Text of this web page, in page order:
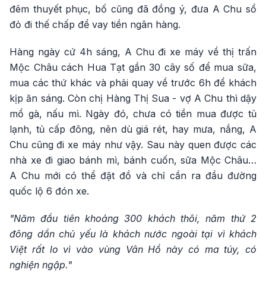
đêm thuyết phục, bố cũng đã đồng ý, đưa A Chu sổ
đỏ đi thế chấp để vay tiền ngân hàng.
Hàng ngày cứ 4h sáng, A Chu đi xe máy về thị trấn
Mộc Châu cách Hua Tạt gần 30 cây số để mua sữa,
mua các thứ khác và phải quay về trước 6h để khách
kịp ăn sáng. Còn chị Hàng Thị Sua - vợ A Chu thì dậy
mổ gà, nấu mì. Ngày đó, chưa có tiền mua được tủ
lạnh, tủ cấp đông, nên dù giá rét, hay mưa, nắng, A
Chu cũng đi xe máy như vậy. Sau này quen được các
nhà xe đi giao bánh mì, bánh cuốn, sữa Mộc Châu…
A Chu mới có thể đặt đồ và chỉ cần ra đầu đường
quốc lộ 6 đón xe.
"Năm đầu tiên khoảng 300 khách thôi, năm thứ 2
đông dần chủ yếu là khách nước ngoài tại vì khách
Việt rất lo vì vào vùng Vân Hồ này có ma túy, có
nghiện ngập."